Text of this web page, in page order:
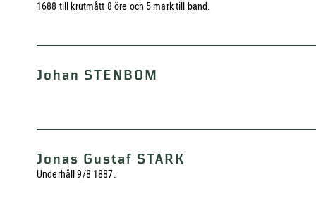
1688 till krutmått 8 öre och 5 mark till band.
Johan STENBOM
Jonas Gustaf STARK
Underhåll 9/8 1887.